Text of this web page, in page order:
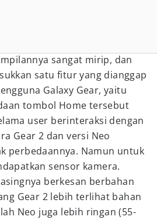
sangat mirip, dan
satu fitur yang dianggap
Galaxy Gear, yaitu
tombol Home tersebut
user berinteraksi dengan
Gear 2 dan versi Neo
perbedaannya. Namun untuk
sensor kamera.
berkesan berbahan
Gear 2 lebih terlihat bahan
Neo juga lebih ringan (55-